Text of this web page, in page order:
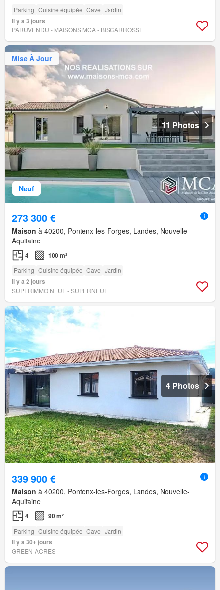
Parking Cuisine équipée Cave Jardin
Il y a 3 jours
PARUVENDU - MAISONS MCA - BISCARROSSE
Neuf
Mise À Jour
11 Photos
273 300 €
Maison à 40200, Pontenx-les-Forges, Landes, Nouvelle-
Aquitaine
4 100 m²
Parking Cuisine équipée Cave Jardin
Il y a 2 jours
SUPERIMMO NEUF - SUPERNEUF
4 Photos
339 900 €
Maison à 40200, Pontenx-les-Forges, Landes, Nouvelle-
Aquitaine
4 90 m²
Parking Cuisine équipée Cave Jardin
Il y a 30+ jours
GREEN-ACRES